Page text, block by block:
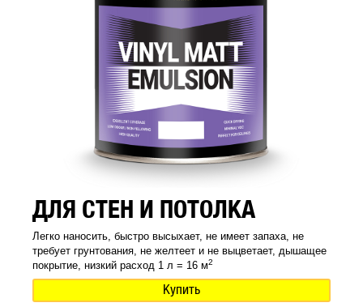
ДЛЯ СТЕН И ПОТОЛКА
Легко наносить, быстро высыхает, не имеет запаха, не
требует грунтования, не желтеет и не выцветает, дышащее
покрытие, низкий расход 1 л = 16 м2
Купить